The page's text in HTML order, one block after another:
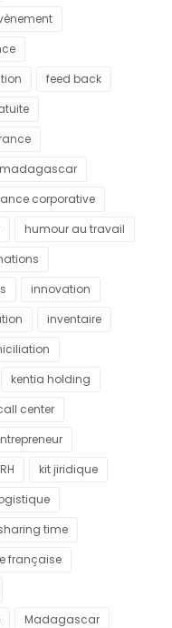
feed back
corporative
humour au travail
innovation
inventaire
kentia holding
center
kit jiridique
time
française
Madagascar